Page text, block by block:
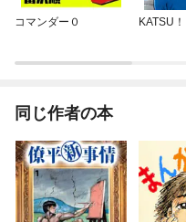
コマンダー０ KATSU！
同じ作者の本